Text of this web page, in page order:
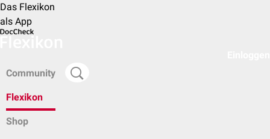
Das Flexikon
als App
Community
Flexikon
Shop